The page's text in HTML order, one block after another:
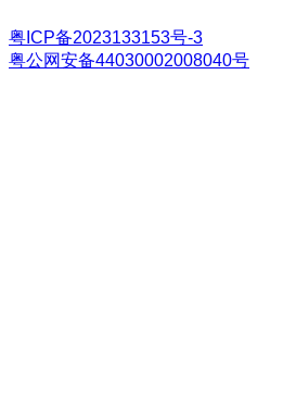
粤ICP备2023133153号-3
粤公网安备44030002008040号